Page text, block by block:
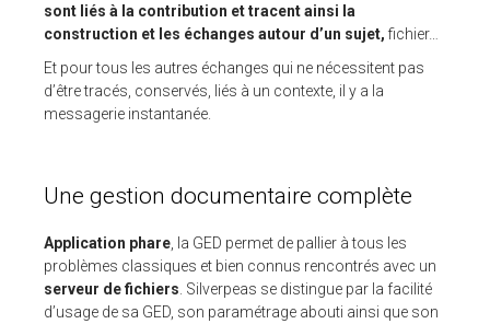
sont liés à la contribution et tracent ainsi la
construction et les échanges autour d’un sujet, fichier…
Et pour tous les autres échanges qui ne nécessitent pas
d’être tracés, conservés, liés à un contexte, il y a la
messagerie instantanée.
Une gestion documentaire complète
Application phare , la GED permet de pallier à tous les
problèmes classiques et bien connus rencontrés avec un
serveur de fichiers . Silverpeas se distingue par la facilité
d’usage de sa GED, son paramétrage abouti ainsi que son